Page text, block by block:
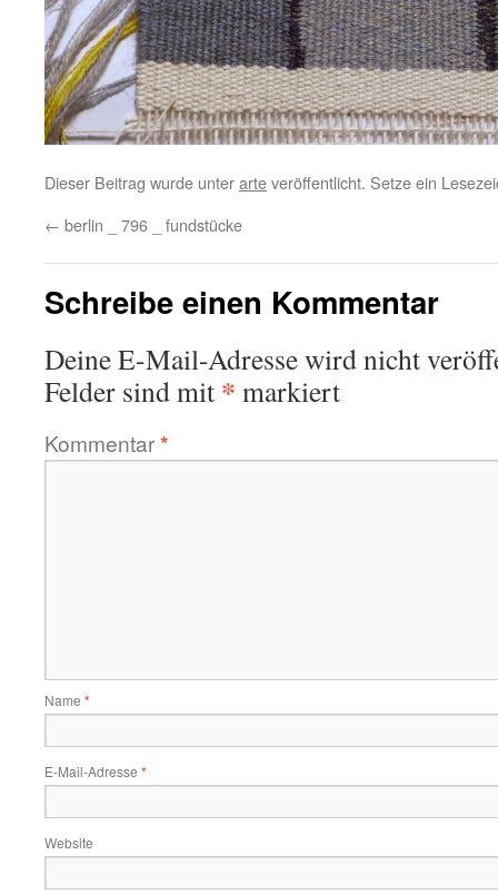
Dieser Beitrag wurde unterarteveröffentlicht. Setze ein
← berlin _ 796 _ fundstücke
Schreibe einen Kommentar
Deine E-Mail-Adresse wird nicht
Felder sind mit * markiert
Kommentar*
Name *
E-Mail-Adresse *
Website